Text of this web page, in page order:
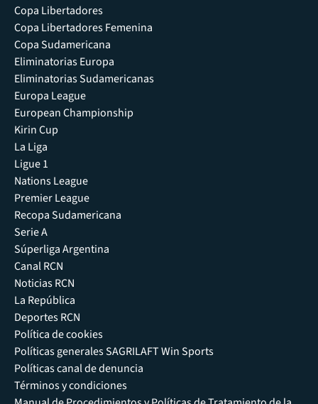
Copa Libertadores
Copa Libertadores Femenina
Copa Sudamericana
Eliminatorias Europa
Eliminatorias Sudamericanas
Europa League
European Championship
Kirin Cup
La Liga
Ligue 1
Nations League
Premier League
Recopa Sudamericana
Serie A
Súperliga Argentina
Canal RCN
Noticias RCN
La República
Deportes RCN
Política de cookies
Políticas generales SAGRILAFT Win Sports
Políticas canal de denuncia
Términos y condiciones